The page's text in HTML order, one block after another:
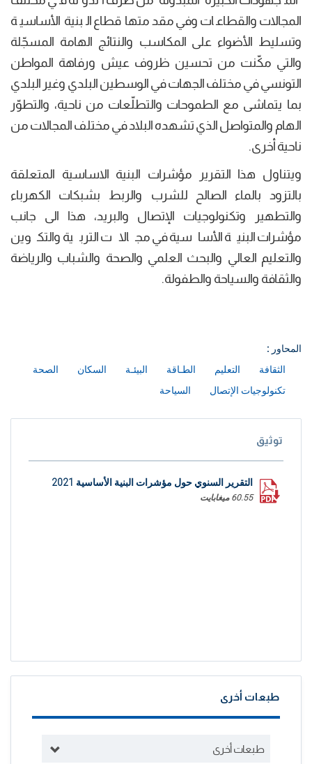
المجالات والقطاعات وفي مقدمتها قطاع البنية الأساسية
وتسليط الأضواء على المكاسب والنتائج الهامة المسجّلة
والتي مكّنت من تحسين ظروف عيش ورفاهة المواطن
التونسي في مختلف الجهات في الوسطين البلدي وغير البلدي
بما يتماشى مع الطموحات والتطلّعات من ناحية، والتطوّر
الهام والمتواصل الذي تشهده البلاد في مختلف المجالات من
ناحية أخرى.
ويتناول هذا التقرير مؤشرات البنية الاساسية المتعلقة
بالتزود بالماء الصالح للشرب والربط بشبكات الكهرباء
والتطهير وتكنولوجيات الإتصال والبريد، هذا الى جانب
مؤشرات البنية الأساسية في مجالات التربية والتكوين
والتعليم العالي والبحث العلمي والصحة والشباب والرياضة
والثقافة والسياحة والطفولة.
المحاور :
الثقافة
التعليم الطـاقة البيئـة السكان
الصحة
تكنولوجيات الإتصال
السياحة
توثيق
التقرير السنوي حول مؤشرات البنية الأساسية 2021
60.55 ميغابايت
طبعات أخرى
طبعات أخرى